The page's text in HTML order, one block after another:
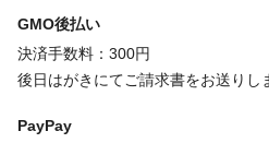
GMO後払い
決済手数料：300円
後日はがきにてご請求書をお送りし
PayPay